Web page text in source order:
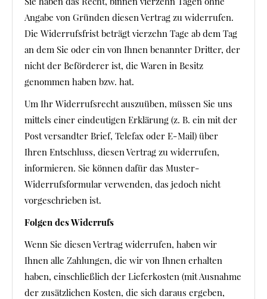
Angabe von Gründen diesen Vertrag zu widerrufen.
Die Widerrufsfrist beträgt vierzehn Tage ab dem Tag
an dem Sie oder ein von Ihnen benannter Dritter, der
nicht der Beförderer ist, die Waren in Besitz
genommen haben bzw. hat.
Um Ihr Widerrufsrecht auszuüben, müssen Sie uns
mittels einer eindeutigen Erklärung (z. B. ein mit der
Post versandter Brief, Telefax oder E-Mail) über
Ihren Entschluss, diesen Vertrag zu widerrufen,
informieren. Sie können dafür das Muster-
Widerrufsformular verwenden, das jedoch nicht
vorgeschrieben ist.
Folgen des Widerrufs
Wenn Sie diesen Vertrag widerrufen, haben wir
Ihnen alle Zahlungen, die wir von Ihnen erhalten
haben, einschließlich der Lieferkosten (mit Ausnahme
der zusätzlichen Kosten, die sich daraus ergeben,